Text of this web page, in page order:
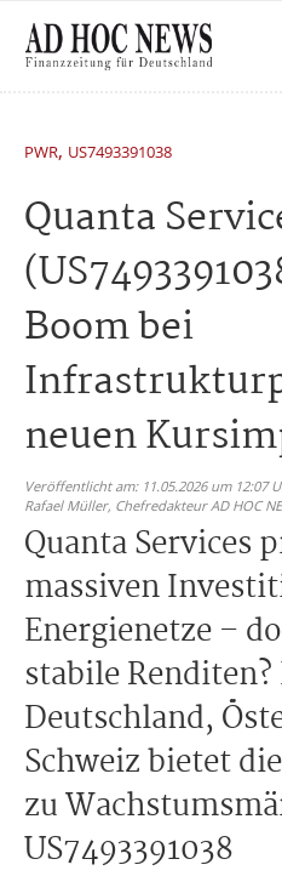
PWR, US7493391038
Quanta
Boom bei
neuen
Veröffentlicht am: 11.05.2026 um
Rafael Müller, Chefredakteur AD HOC
Quanta Services
massiven
Energienetze –
stabile
Deutschland,
Schweiz bietet
zu
US7493391038